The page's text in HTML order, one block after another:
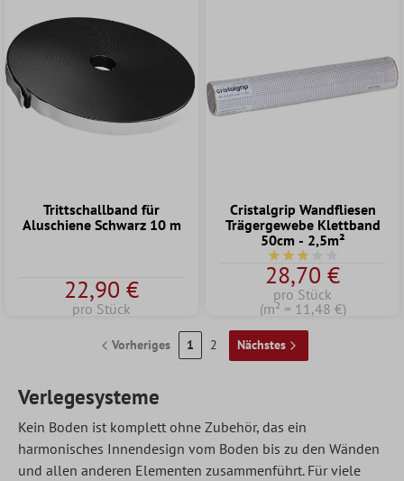
Trittschallband für
Aluschiene Schwarz 10 m
22,90 €
pro Stück
Cristalgrip Wandfliesen
Trägergewebe Klettband
50cm - 2,5m²
Durchschnittliche
28,70 €
pro Stück
(m² = 11,48 €)
Vorheriges 1 2 Nächstes
Verlegesysteme
Kein Boden ist komplett ohne Zubehör, das ein
harmonisches Innendesign vom Boden bis zu den Wänden
und allen anderen Elementen zusammenführt. Für viele